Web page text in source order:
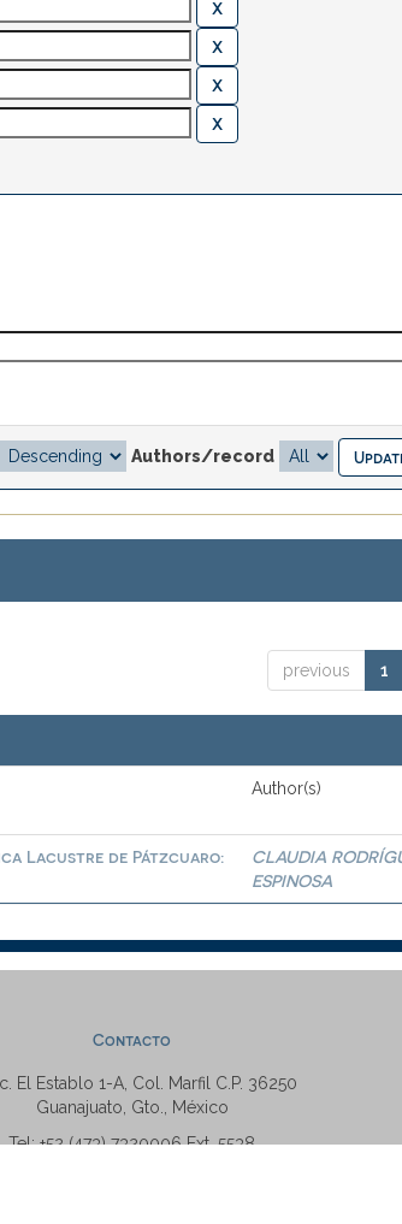
Authors/record
previous 1
Author(s)
Lacustre de Pátzcuaro:
CLAUDIA
ESPINOSA
Contacto
El Establo 1-A, Col. Marfil C.P. 36250
Guanajuato, Gto., México
Tel: +52 (473) 7320006 Ext. 5538